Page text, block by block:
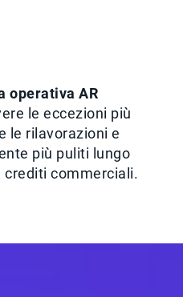
operativa AR
le eccezioni più
le rilavorazioni e
più puliti lungo
commerciali.